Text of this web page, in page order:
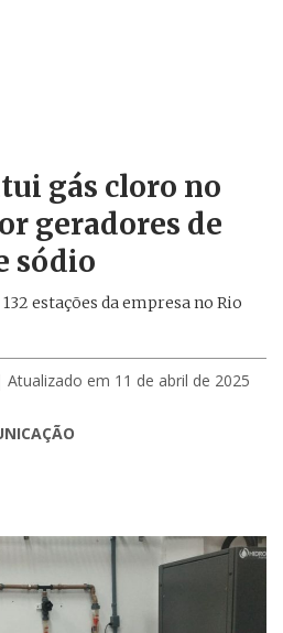
gás cloro no
geradores de
sódio
estações da empresa no Rio
Atualizado em 11 de abril de 2025